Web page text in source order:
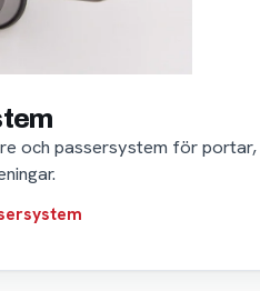
och passersystem för